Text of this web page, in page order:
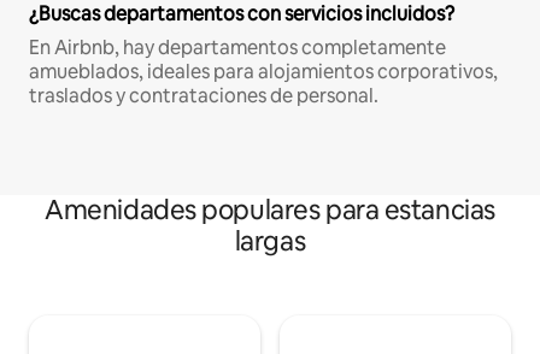
¿Buscas departamentos con servicios incluidos?
En Airbnb, hay departamentos completamente
amueblados, ideales para alojamientos corporativos,
traslados y contrataciones de personal.
Amenidades populares para estancias
largas